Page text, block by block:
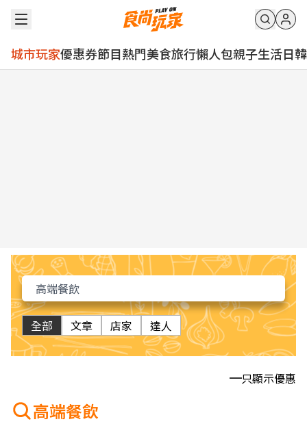
城市玩家優惠券節目熱門美食旅行懶人包親子生活日韓
全部 文章 店家 達人
只顯示優惠
高端餐飲